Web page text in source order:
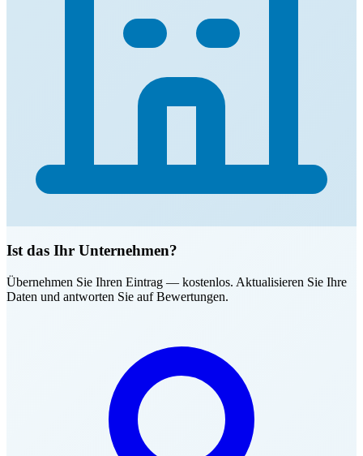
Ist das Ihr Unternehmen?
Übernehmen Sie Ihren Eintrag — kostenlos. Aktualisieren Sie Ihre
Daten und antworten Sie auf Bewertungen.